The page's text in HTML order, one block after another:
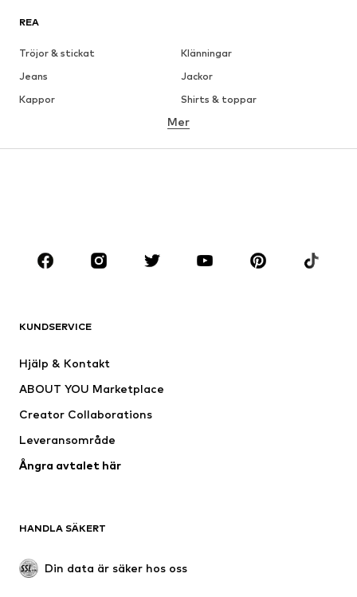
REA
Tröjor & stickat
Klänningar
Jeans
Jackor
Kappor
Shirts & toppar
Underkläder
Kjolar
Blusar & tunikor
Premium
Nytt
Underkläder
Kappor
Badkläder
Upcycling
Mer
KUNDSERVICE
Hjälp & Kontakt
ABOUT YOU Marketplace
Creator Collaborations
Leveransområde
Ångra avtalet här
HANDLA SÄKERT
Din data är säker hos oss